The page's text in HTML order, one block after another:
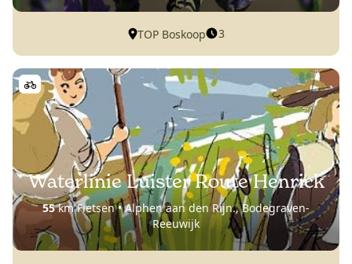
TOP Boskoop 3
Waterlinie Luister Route Henrick
55km Fietsen • Alphen aan den Rijn., Bodegraven-
Reeuwijk